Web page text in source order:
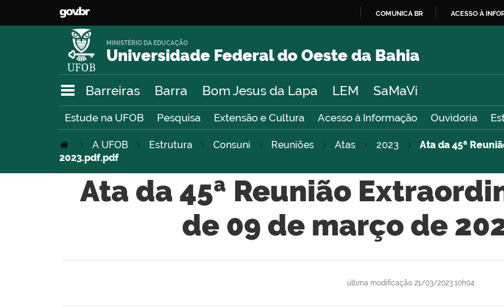
O
COMUNICA BR ACESSO À
Universidade Federal do Oeste da Bahia
MINISTÉRIO DA EDUCAÇÃO
Barreiras Barra Bom Jesus da Lapa LEM SaMaVi
Estude na UFOB Pesquisa Extensão e Cultura Acesso à Informação Ouvidoria
A UFOB Estrutura Consuni Reuniões Atas 2023
Ata da 45ª
2023.pdf.pdf
Ata da 45ª Reunião
de 09 de março de
última modificação21/03/2023 10h04